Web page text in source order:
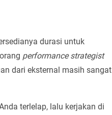
durasi untuk
performance strategist
dari eksternal masih sangat
terlelap, lalu kerjakan di